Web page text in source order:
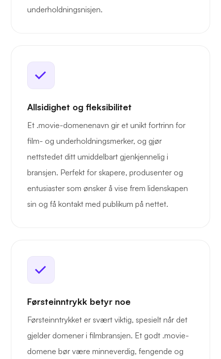
underholdningsnisjen.
Allsidighet og fleksibilitet
Et .movie-domenenavn gir et unikt fortrinn for
film- og underholdningsmerker, og gjør
nettstedet ditt umiddelbart gjenkjennelig i
bransjen. Perfekt for skapere, produsenter og
entusiaster som ønsker å vise frem lidenskapen
sin og få kontakt med publikum på nettet.
Førsteinntrykk betyr noe
Førsteinntrykket er svært viktig, spesielt når det
gjelder domener i filmbransjen. Et godt .movie-
domene bør være minneverdig, fengende og